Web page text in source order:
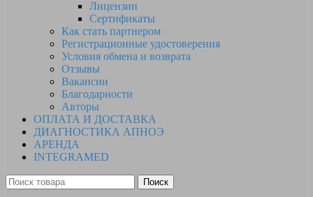
Лицензии
Сертификаты
Как стать партнером
Регистрационные удостоверения
Условия обмена и возврата
Отзывы
Вакансии
Благодарности
Авторы
ОПЛАТА И ДОСТАВКА
ДИАГНОСТИКА АПНОЭ
АРЕНДА
INTEGRAMED
Поиск